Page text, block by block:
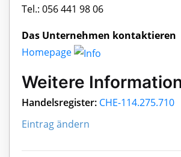
Tel.: 056 441 98 06
Das Unternehmen kontaktieren
Homepage
Weitere
Handelsregister: CHE-114.275.710
Eintrag ändern